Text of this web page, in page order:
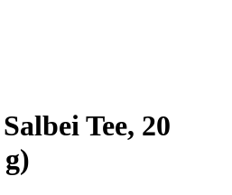
Tee, 20